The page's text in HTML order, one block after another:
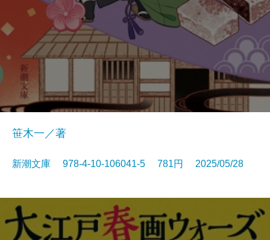
笹木一／著
新潮文庫 978-4-10-106041-5 781円 2025/05/28